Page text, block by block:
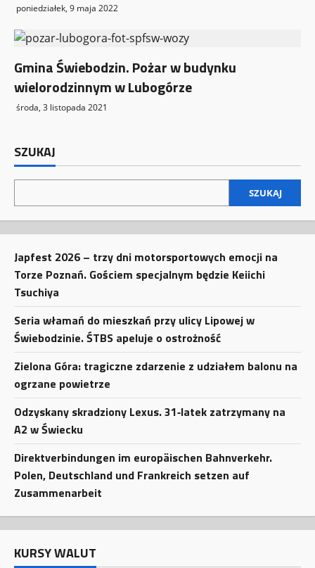
poniedziałek, 9 maja 2022
Gmina Świebodzin. Pożar w budynku
wielorodzinnym w Lubogórze
środa, 3 listopada 2021
SZUKAJ
SZUKAJ
Japfest 2026 – trzy dni motorsportowych emocji na
Torze Poznań. Gościem specjalnym będzie Keiichi
Tsuchiya
Seria włamań do mieszkań przy ulicy Lipowej w
Świebodzinie. ŚTBS apeluje o ostrożność
Zielona Góra: tragiczne zdarzenie z udziałem balonu na
ogrzane powietrze
Odzyskany skradziony Lexus. 31‑latek zatrzymany na
A2 w Świecku
Direktverbindungen im europäischen Bahnverkehr.
Polen, Deutschland und Frankreich setzen auf
Zusammenarbeit
KURSY WALUT